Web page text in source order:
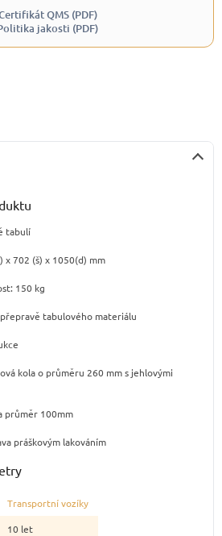
QMS (PDF)
jakosti (PDF)
tabulí
x 702 (š) x 1050(d) mm
150 kg
tabulového materiálu
kola o průměru 260 mm s jehlovými
průměr 100mm
práškovým lakováním
Transportní vozíky
10 let